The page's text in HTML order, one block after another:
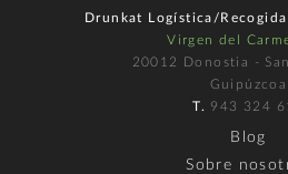
Drunkat Logística/
Virgen del
20012 Donostia -
Guipúzcoa
T. 943 324
Blog
Sobre